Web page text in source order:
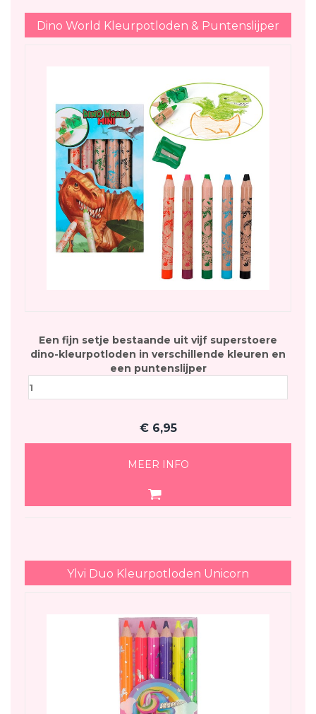
Dino World Kleurpotloden & Puntenslijper
Een fijn setje bestaande uit vijf superstoere
dino-kleurpotloden in verschillende kleuren en
een puntenslijper
€ 6,95
MEER INFO
Ylvi Duo Kleurpotloden Unicorn